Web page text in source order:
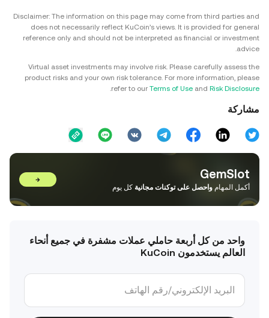
Disclaimer: The information on this page may come from third parties and
does not necessarily reflect KuCoin’s views. It is provided for general
reference only and should not be interpreted as financial or investment
advice.
Virtual asset investments may involve risk. Please carefully assess the
product risks and your own risk tolerance. For more information, please
refer to our Terms of Use and Risk Disclosure
.
مشاركة
GemSlot
أكمل المهام واحصل على توكنات مجانية كل يوم
→
واحد من كل أربعة حاملي عملات مشفرة في جميع أنحاء
العالم يستخدمون KuCoin